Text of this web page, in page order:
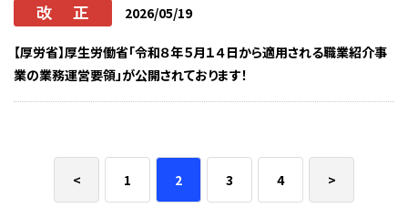
2026/05/19
【厚労省】厚生労働省「令和８年５月１４日から適用される職業紹介事
業の業務運営要領」が公開されております！
< 1 2 3 4 >